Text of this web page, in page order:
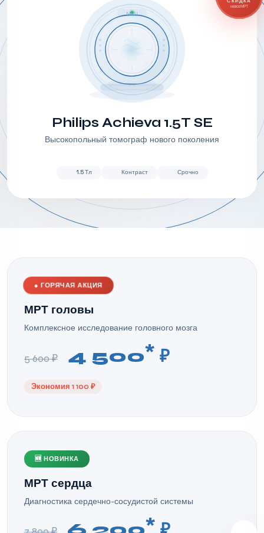
на все МРТ
MRI
Philips Achieva 1.5T SE
Высокопольный томограф нового поколения
1.5 Тл Контраст Срочно
● ГОРЯЧАЯ АКЦИЯ
МРТ головы
Комплексное исследование головного мозга
5 600 ₽ 4 500* ₽
Экономия 1 100 ₽
🆕 НОВИНКА
МРТ сердца
Диагностика сердечно-сосудистой системы
*